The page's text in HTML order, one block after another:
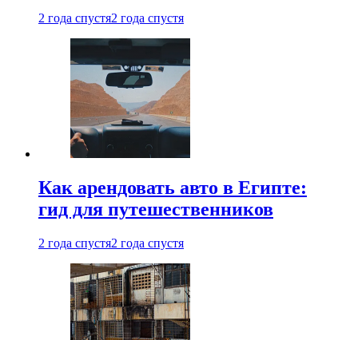
2 года спустя2 года спустя
Как арендовать авто в Египте:
гид для путешественников
2 года спустя2 года спустя